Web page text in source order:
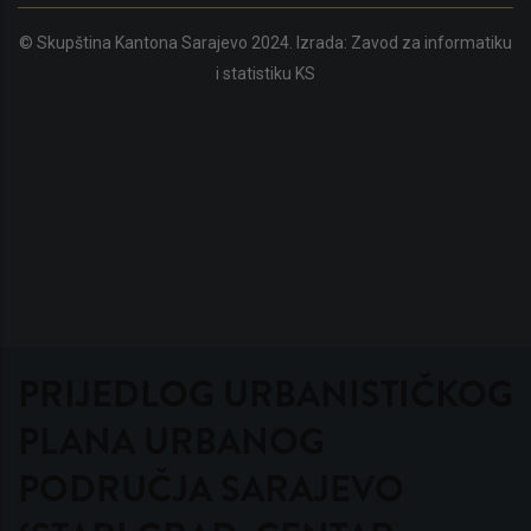
© Skupština Kantona Sarajevo 2024. Izrada: Zavod za informatiku
i statistiku KS